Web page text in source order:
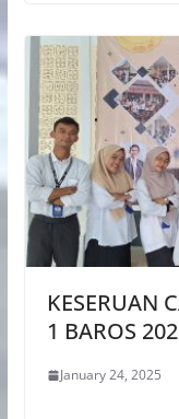
KESERUAN
1 BAROS
January 24, 2025